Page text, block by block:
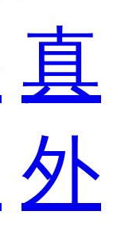
真
外